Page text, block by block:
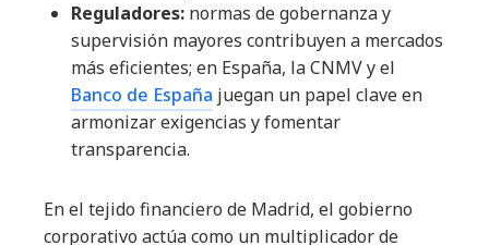
Reguladores: normas de gobernanza y
supervisión mayores contribuyen a mercados
más eficientes; en España, la CNMV y el
Banco de España juegan un papel clave en
armonizar exigencias y fomentar
transparencia.
En el tejido financiero de Madrid, el gobierno
corporativo actúa como un multiplicador de